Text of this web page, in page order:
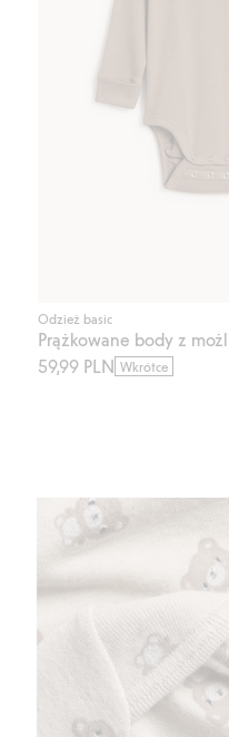
Odzież basic
Prążkowane body z
59,99 PLN Wkrótce